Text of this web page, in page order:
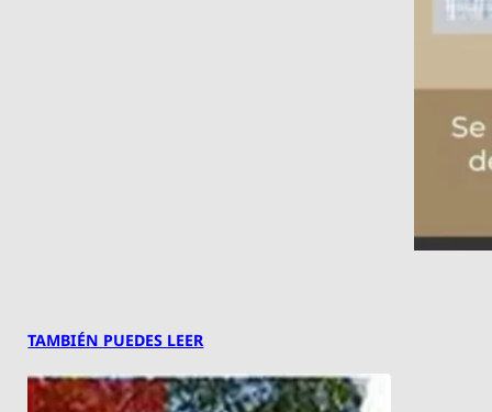
TAMBIÉN PUEDES LEER